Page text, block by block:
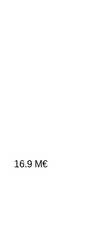
16.9 M€